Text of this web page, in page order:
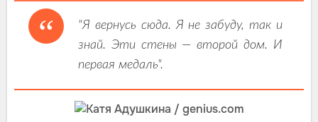
"Я вернусь сюда. Я не забуду, так и
знай. Эти стены — второй дом. И
первая медаль".